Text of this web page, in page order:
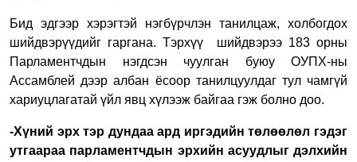
Бид эдгээр хэрэгтэй нэгбүрчлэн танилцаж, холбогдох
шийдвэрүүдийг гаргана. Тэрхүү шийдвэрээ 183 орны
Парламентчдын нэгдсэн чуулган буюу ОУПХ-ны
Ассамблей дээр албан ёсоор танилцуулдаг тул чамгүй
хариуцлагатай үйл явц хүлээж байгаа гэж болно доо.
-Хүний эрх тэр дундаа ард иргэдийн төлөөлөл гэдэг
утгаараа парламентчдын эрхийн асуудлыг дэлхийн